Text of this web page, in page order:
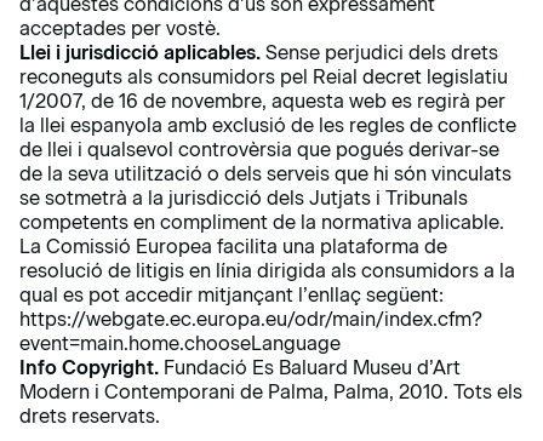
acceptades per vostè.
Llei i jurisdicció aplicables. Sense perjudici dels drets
reconeguts als consumidors pel Reial decret legislatiu
1/2007, de 16 de novembre, aquesta web es regirà per
la llei espanyola amb exclusió de les regles de conflicte
de llei i qualsevol controvèrsia que pogués derivar-se
de la seva utilització o dels serveis que hi són vinculats
se sotmetrà a la jurisdicció dels Jutjats i Tribunals
competents en compliment de la normativa aplicable.
La Comissió Europea facilita una plataforma de
resolució de litigis en línia dirigida als consumidors a la
qual es pot accedir mitjançant l’enllaç següent:
https://webgate.ec.europa.eu/odr/main/index.cfm?
event=main.home.chooseLanguage
Info Copyright. Fundació Es Baluard Museu d’Art
Modern i Contemporani de Palma, Palma, 2010. Tots els
drets reservats.